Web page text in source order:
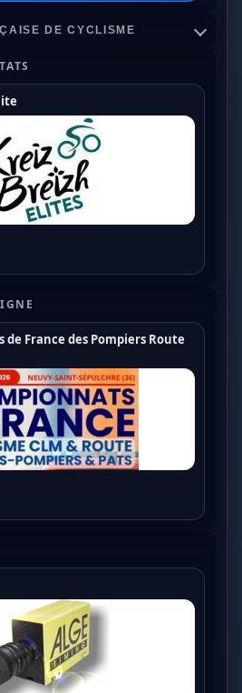
DE CYCLISME
Cross
de France des Pompiers Route